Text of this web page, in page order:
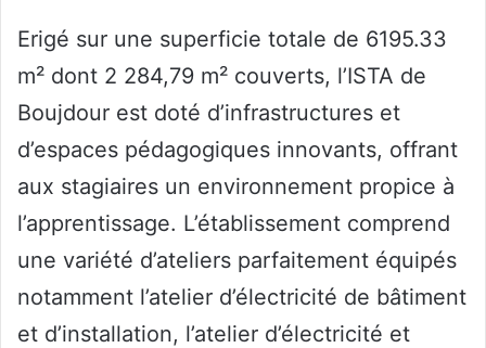
Erigé sur une superficie totale de 6195.33
m² dont 2 284,79 m² couverts, l’ISTA de
Boujdour est doté d’infrastructures et
d’espaces pédagogiques innovants, offrant
aux stagiaires un environnement propice à
l’apprentissage. L’établissement comprend
une variété d’ateliers parfaitement équipés
notamment l’atelier d’électricité de bâtiment
et d’installation, l’atelier d’électricité et